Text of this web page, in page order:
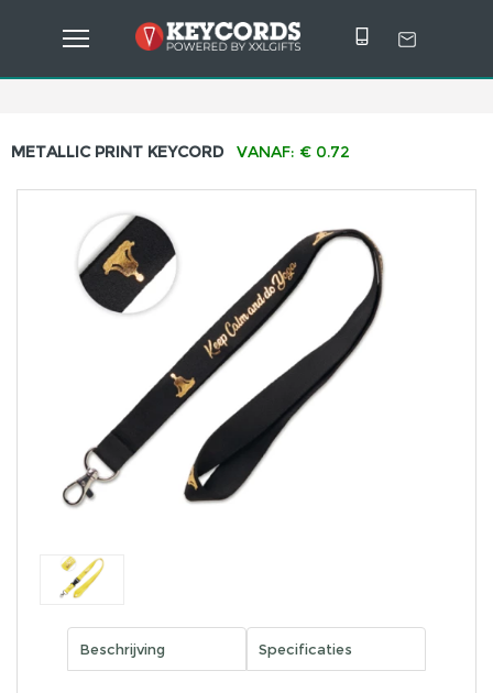
METALLIC PRINT KEYCORD VANAF: € 0.72
Beschrijving Specificaties